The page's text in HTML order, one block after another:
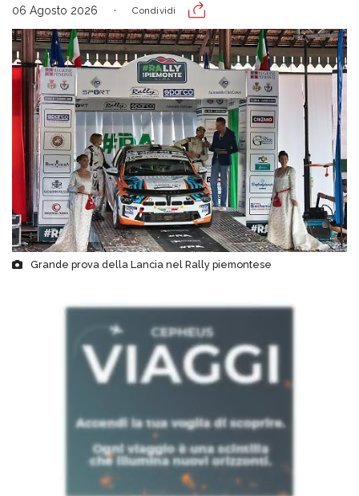
06 Agosto 2026 Condividi
Grande prova della Lancia nel Rally piemontese